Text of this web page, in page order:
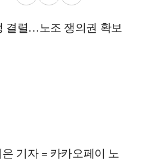
결렬…노조 쟁의권 확보
기자 = 카카오페이 노